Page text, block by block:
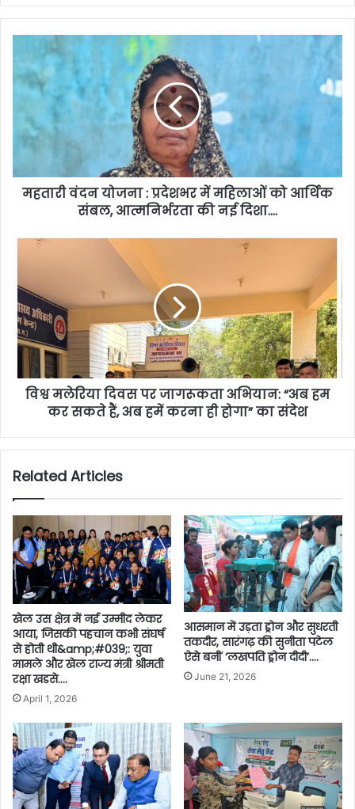
महतारी वंदन योजना : प्रदेशभर में महिलाओं को आर्थिक
संबल, आत्मनिर्भरता की नई दिशा….
विश्व मलेरिया दिवस पर जागरूकता अभियान: “अब हम
कर सकते हैं, अब हमें करना ही होगा” का संदेश
Related Articles
खेल उस क्षेत्र में नई उम्मीद लेकर
आया, जिसकी पहचान कभी संघर्ष
से होती थी&amp;#039;: युवा
मामले और खेल राज्य मंत्री श्रीमती
रक्षा खडसे….
April 1, 2026
आसमान में उड़ता ड्रोन और सुधरती
तकदीर, सारंगढ़ की सुनीता पटेल
ऐसे बनीं ‘लखपति ड्रोन दीदी’….
June 21, 2026